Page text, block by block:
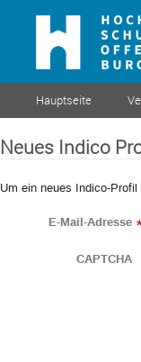
Hauptseite
Neues Indico
Um ein neues Indico-
E-Mail-Adresse
CAPTCHA